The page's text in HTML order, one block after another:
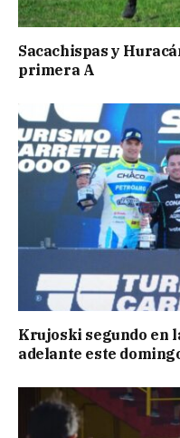
Sacachispas y
primera A
Krujoski segundo en
adelante este